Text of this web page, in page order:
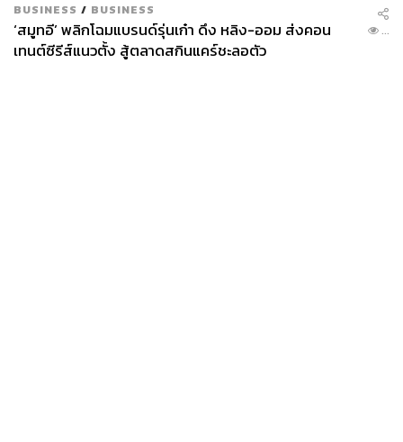
BUSINESS / BUSINESS
‘สมูทอี’ พลิกโฉมแบรนด์รุ่นเก๋า ดึง หลิง-ออม ส่งคอน
เทนต์ซีรีส์แนวตั้ง สู้ตลาดสกินแคร์ชะลอตัว
...